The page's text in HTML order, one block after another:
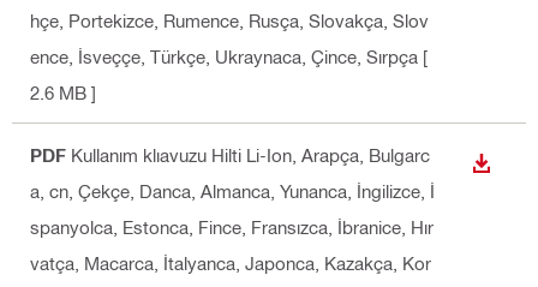
hçe, Portekizce, Rumence, Rusça, Slovakça, Slov
ence, İsveççe, Türkçe, Ukraynaca, Çince, Sırpça [
2.6 MB ]
PDF Kullanım klıavuzu Hilti Li-Ion , Arapça, Bulgarc
a, cn, Çekçe, Danca, Almanca, Yunanca, İngilizce, İ
spanyolca, Estonca, Fince, Fransızca, İbranice, Hır
vatça, Macarca, İtalyanca, Japonca, Kazakça, Kor
İNDIR